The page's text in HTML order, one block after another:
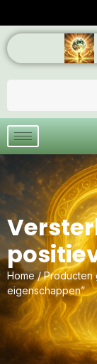
Home/ Producten
eigenschappen”